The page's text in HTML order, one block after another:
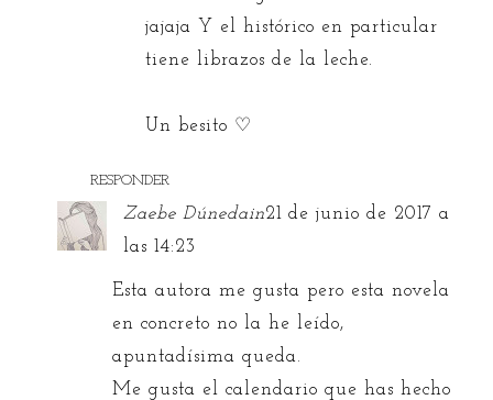
jajaja Y el histórico en particular
tiene librazos de la leche.
Un besito ♡
RESPONDER
Zaebe Dúnedain21 de junio de 2017 a
las 14:23
Esta autora me gusta pero esta novela
en concreto no la he leído,
apuntadísima queda.
Me gusta el calendario que has hecho